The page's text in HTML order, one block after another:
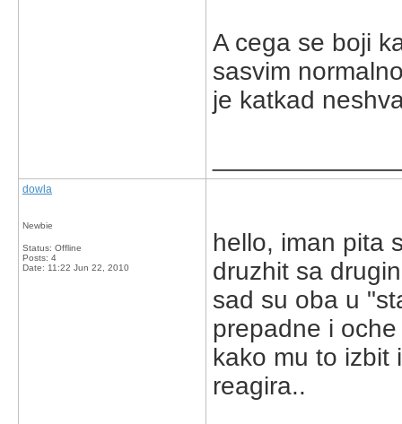
A cega se boji
sasvim
je katkad
dowla
Newbie
Status: Offline
Posts: 4
Date: 11:22 Jun 22, 2010
hello, iman pita
druzhit sa
sad su oba u
prepadne i
kako mu to izbit
reagira..